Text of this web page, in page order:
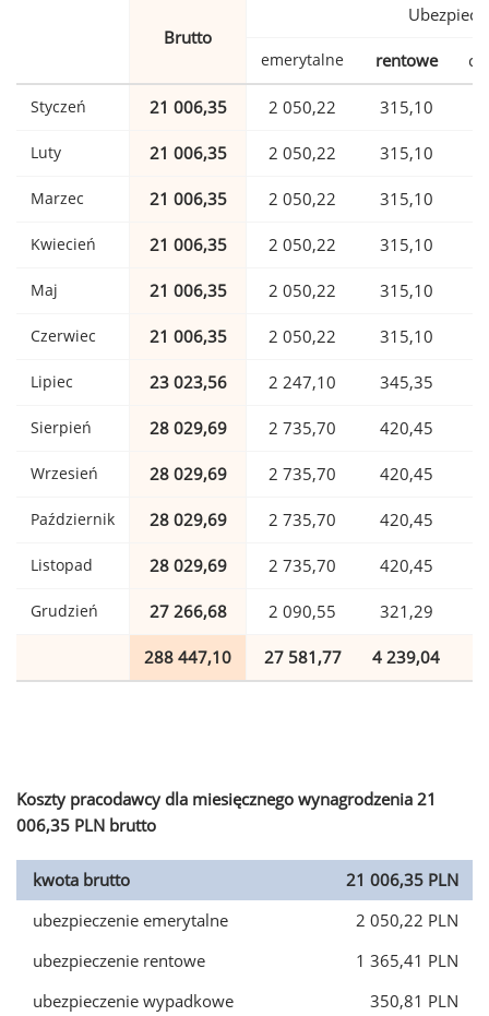
Brutto
emerytalne rentowe
Styczeń 21 006,35 2 050,22 315,10
Luty 21 006,35 2 050,22 315,10
Marzec 21 006,35 2 050,22 315,10
Kwiecień 21 006,35 2 050,22 315,10
Maj 21 006,35 2 050,22 315,10
Czerwiec 21 006,35 2 050,22 315,10
Lipiec 23 023,56 2 247,10 345,35
Sierpień 28 029,69 2 735,70 420,45
Wrzesień 28 029,69 2 735,70 420,45
Październik 28 029,69 2 735,70 420,45
Listopad 28 029,69 2 735,70 420,45
Grudzień 27 266,68 2 090,55 321,29
288 447,10 27 581,77 4 239,04
Koszty pracodawcy dla miesięcznego wynagrodzenia 21
006,35 PLN brutto
kwota brutto
21 006,35 PLN
ubezpieczenie emerytalne
2 050,22 PLN
ubezpieczenie rentowe
1 365,41 PLN
ubezpieczenie wypadkowe
350,81 PLN